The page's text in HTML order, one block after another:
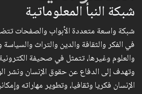
شبكة النبأ المعلوماتية
شبكة واسعة متعددة الأبواب والصفحات
في الفكر والثقافة والدين والتراث والسياسة
والعلوم وغيرها، تتمثل في صحيفة
وتهدف إلى الدفاع عن حقوق الإنسان ونشر
الإنسان فكريا وثقافيا، وتطوير مهاراته